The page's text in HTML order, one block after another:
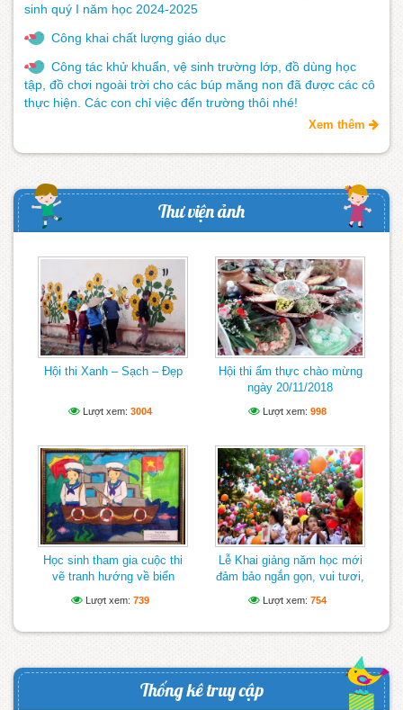
sinh quý I năm học 2024-2025
Công khai chất lượng giáo dục
Công tác khử khuẩn, vệ sinh trường lớp, đồ dùng học
tập, đồ chơi ngoài trời cho các búp măng non đã được các cô
thực hiện. Các con chỉ việc đến trường thôi nhé!
Xem thêm
Thư viện ảnh
Hội thi Xanh – Sạch – Đẹp
Lượt xem: 3004
Hội thi ẩm thực chào mừng
ngày 20/11/2018
Lượt xem: 998
Học sinh tham gia cuộc thi
vẽ tranh hướng về biển
Lượt xem: 739
Lễ Khai giảng năm học mới
đảm bảo ngắn gọn, vui tươi,
Lượt xem: 754
Thống kê truy cập